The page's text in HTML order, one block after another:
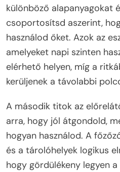
különböző alapanyagokat
csoportosítsd aszerint,
használod őket. Azok az
amelyeket napi szinten
elérhető helyen, míg a
kerüljenek a távolabbi
A második titok az
arra, hogy jól átgondold,
hogyan használod. A
és a tárolóhelyek logikus
hogy gördülékeny legyen